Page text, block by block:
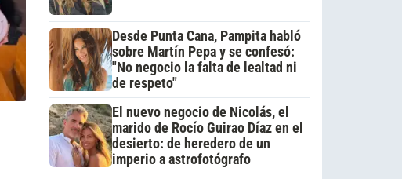
Desde Punta Cana, Pampita habló
sobre Martín Pepa y se confesó:
"No negocio la falta de lealtad ni
de respeto"
El nuevo negocio de Nicolás, el
marido de Rocío Guirao Díaz en el
desierto: de heredero de un
imperio a astrofotógrafo